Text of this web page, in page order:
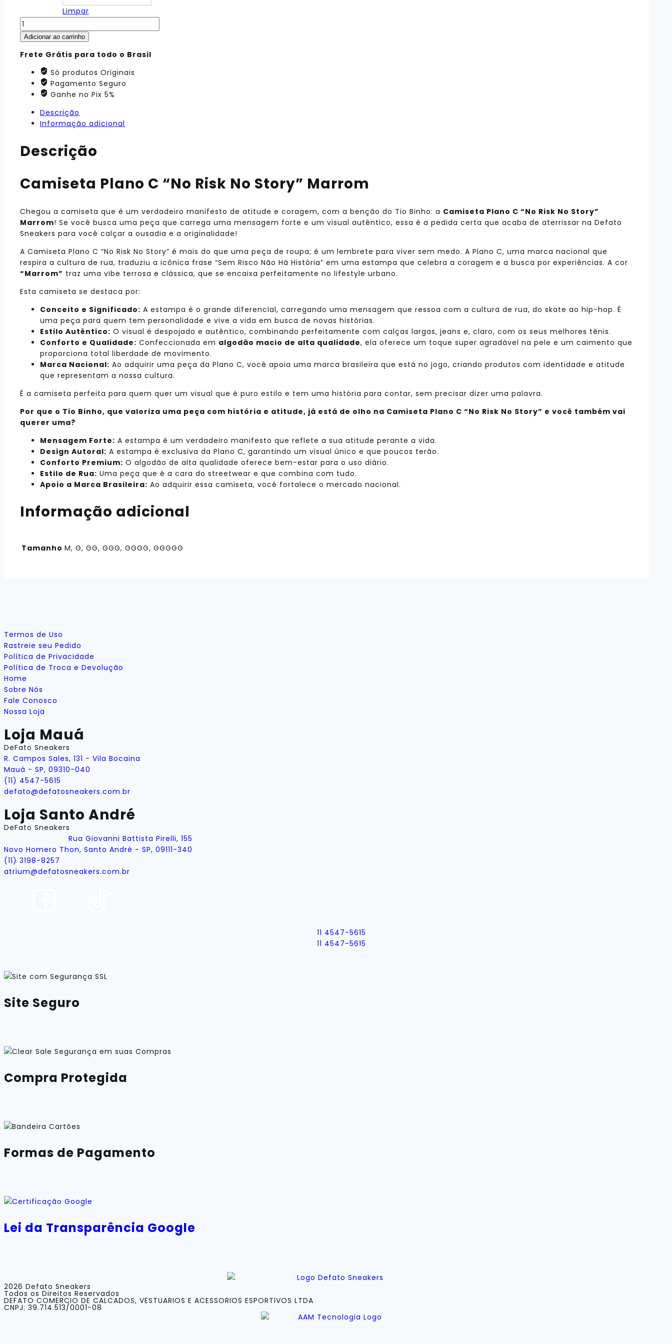
Limpar
Adicionar ao carrinho
Frete Grátis para todo o Brasil
Só produtos Originais
Pagamento Seguro
Ganhe no Pix 5%
Descrição
Informação adicional
Descrição
Camiseta Plano C “No Risk No Story” Marrom
Chegou a camiseta que é um verdadeiro manifesto de atitude e coragem, com a benção do Tio Binho: a Camiseta Plano C “No Risk No Story”
Marrom! Se você busca uma peça que carrega uma mensagem forte e um visual autêntico, essa é a pedida certa que acaba de aterrissar na Defato
Sneakers para você calçar a ousadia e a originalidade!
A Camiseta Plano C “No Risk No Story” é mais do que uma peça de roupa; é um lembrete para viver sem medo. A Plano C, uma marca nacional que
respira a cultura de rua, traduziu a icônica frase “Sem Risco Não Há História” em uma estampa que celebra a coragem e a busca por experiências. A cor
“Marrom” traz uma vibe terrosa e clássica, que se encaixa perfeitamente no lifestyle urbano.
Esta camiseta se destaca por:
Conceito e Significado: A estampa é o grande diferencial, carregando uma mensagem que ressoa com a cultura de rua, do skate ao hip-hop. É
uma peça para quem tem personalidade e vive a vida em busca de novas histórias.
Estilo Autêntico: O visual é despojado e autêntico, combinando perfeitamente com calças largas, jeans e, claro, com os seus melhores tênis.
Conforto e Qualidade: Confeccionada em algodão macio de alta qualidade, ela oferece um toque super agradável na pele e um caimento que
proporciona total liberdade de movimento.
Marca Nacional: Ao adquirir uma peça da Plano C, você apoia uma marca brasileira que está no jogo, criando produtos com identidade e atitude
que representam a nossa cultura.
É a camiseta perfeita para quem quer um visual que é puro estilo e tem uma história para contar, sem precisar dizer uma palavra.
Por que o Tio Binho, que valoriza uma peça com história e atitude, já está de olho na Camiseta Plano C “No Risk No Story” e você também vai
querer uma?
Mensagem Forte: A estampa é um verdadeiro manifesto que reflete a sua atitude perante a vida.
Design Autoral: A estampa é exclusiva da Plano C, garantindo um visual único e que poucos terão.
Conforto Premium: O algodão de alta qualidade oferece bem-estar para o uso diário.
Estilo de Rua: Uma peça que é a cara do streetwear e que combina com tudo.
Apoio a Marca Brasileira: Ao adquirir essa camiseta, você fortalece o mercado nacional.
Informação adicional
Tamanho M, G, GG, GGG, GGGG, GGGGG
Termos de Uso
Rastreie seu Pedido
Política de Privacidade
Política de Troca e Devolução
Home
Sobre Nós
Fale Conosco
Nossa Loja
Loja Mauá
DeFato Sneakers
R. Campos Sales, 131 - Vila Bocaina
Mauá - SP, 09310-040
(11) 4547-5615
defato@defatosneakers.com.br
Loja Santo André
DeFato Sneakers
Rua Giovanni Battista Pirelli, 155
Novo Homero Thon, Santo André - SP, 09111-340
(11) 3198-8257
atrium@defatosneakers.com.br
11 4547-5615
11 4547-5615
Site Seguro
Compra Protegida
Formas de Pagamento
Lei da Transparência Google
2026 Defato Sneakers
Todos os Direitos Reservados
DEFATO COMERCIO DE CALCADOS, VESTUARIOS E ACESSORIOS ESPORTIVOS LTDA
CNPJ: 39.714.513/0001-08